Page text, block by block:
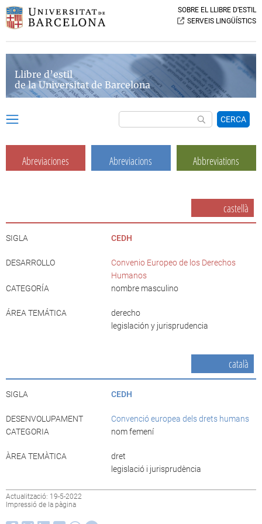
SOBRE EL LLIBRE D’ESTIL
SERVEIS LINGÜÍSTICS
Llibre d’estil
de la Universitat de Barcelona
CERCA
Abreviaciones Abreviacions Abbreviations
castellà
SIGLA CEDH
DESARROLLO
Convenio Europeo de los Derechos
Humanos
CATEGORÍA
nombre masculino
ÁREA TEMÁTICA
derecho
legislación y jurisprudencia
català
SIGLA CEDH
DESENVOLUPAMENT
Convenció europea dels drets humans
CATEGORIA
nom femení
ÀREA TEMÀTICA
dret
legislació i jurisprudència
Actualització: 19-5-2022
Impressió de la pàgina